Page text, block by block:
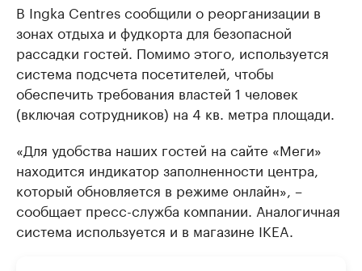
В Ingka Centres сообщили о реорганизации в
зонах отдыха и фудкорта для безопасной
рассадки гостей. Помимо этого, используется
система подсчета посетителей, чтобы
обеспечить требования властей 1 человек
(включая сотрудников) на 4 кв. метра площади.
«Для удобства наших гостей на сайте «Меги»
находится индикатор заполненности центра,
который обновляется в режиме онлайн», –
сообщает пресс-служба компании. Аналогичная
система используется и в магазине IKEA.